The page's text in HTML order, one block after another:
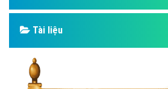
Tài liệu